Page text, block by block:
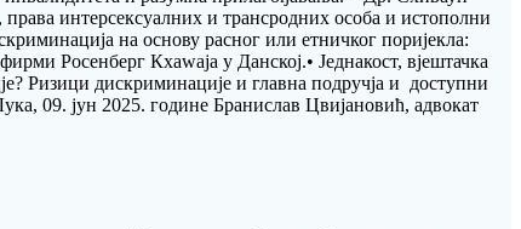
интерсексуалних и трансродних особа и истополни
на основу расног или етничког поријекла:
Росенберг Кхаwаја у Данској.• Једнакост, вјештачка
Ризици дискриминације и главна подручја и доступни
09. јун 2025. године Бранислав Цвијановић, адвокат